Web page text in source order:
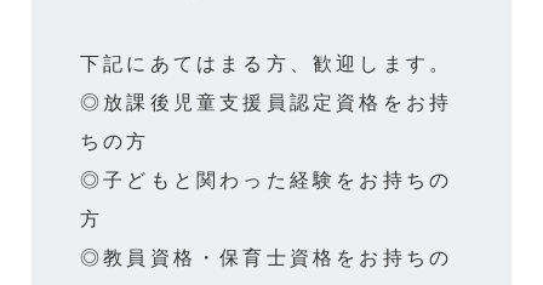
下記にあてはまる方、歓迎します。
◎放課後児童支援員認定資格をお持
ちの方
◎子どもと関わった経験をお持ちの
方
◎教員資格・保育士資格をお持ちの